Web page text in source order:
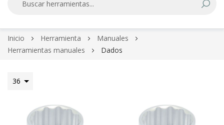
Skip
to
Inicio Herramienta
Manuales
Herramientas manuales
Dados